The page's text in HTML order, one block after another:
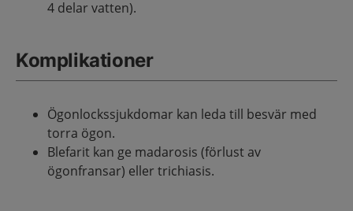
4 delar vatten).
Komplikationer
Ögonlockssjukdomar kan leda till besvär med
torra ögon.
Blefarit kan ge madarosis (förlust av
ögonfransar) eller trichiasis.